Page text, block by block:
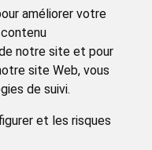
améliorer votre
notre site et pour
site Web, vous
de suivi.
et les risques